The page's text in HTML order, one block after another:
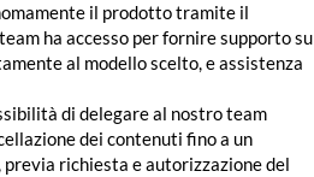
il prodotto tramite il
ha accesso per fornire supporto su
al modello scelto, e assistenza
di delegare al nostro team
dei contenuti fino a un
richiesta e autorizzazione del